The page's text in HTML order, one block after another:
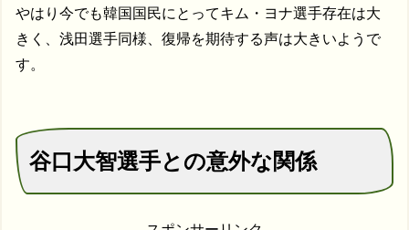
やはり今でも韓国国民にとってキム・ヨナ選手存在は大
きく、浅田選手同様、復帰を期待する声は大きいようで
す。
谷口大智選手との意外な関係